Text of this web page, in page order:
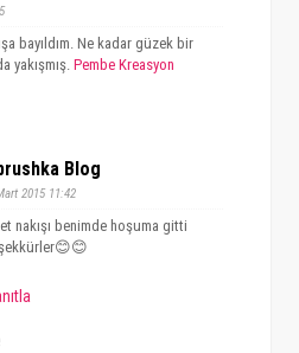
bayıldım. Ne kadar güzek bir
yakışmış. Pembe Kreasyon
Blog
2015 11:42
nakışı benimde hoşuma gitti